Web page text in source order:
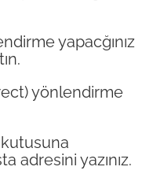
yapacğınız
yönlendirme
kutusuna
adresini yazınız.